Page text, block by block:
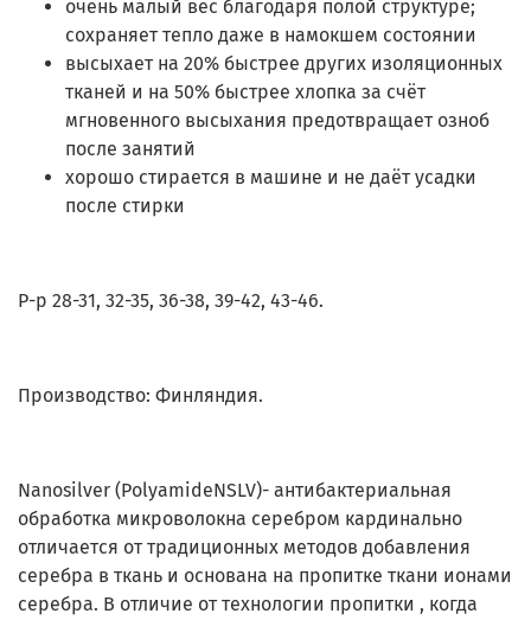
очень малый вес благодаря полой структуре;
сохраняет тепло даже в намокшем состоянии
высыхает на 20% быстрее других изоляционных
тканей и на 50% быстрее хлопка за счёт
мгновенного высыхания предотвращает озноб
после занятий
хорошо стирается в машине и не даёт усадки
после стирки
Р-р 28-31, 32-35, 36-38, 39-42, 43-46.
Производство: Финляндия.
Nanosilver (PolyamideNSLV)- антибактериальная
обработка микроволокна серебром кардинально
отличается от традиционных методов добавления
серебра в ткань и основана на пропитке ткани ионами
серебра. В отличие от технологии пропитки , когда